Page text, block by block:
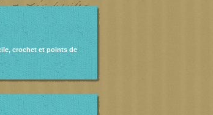
crochet et points de